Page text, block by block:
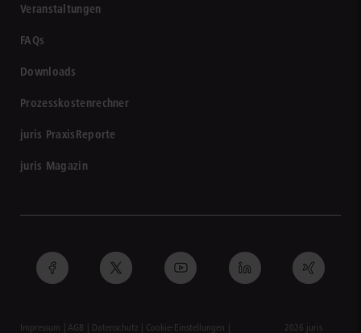
Veranstaltungen
FAQs
Downloads
Prozesskostenrechner
juris PraxisReporte
juris Magazin
Impressum AGB Datenschutz Cookie-Einstellungen 2026 juris